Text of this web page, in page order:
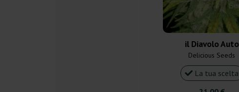
il Diavolo Auto
Delicious Seeds
La tua scelta